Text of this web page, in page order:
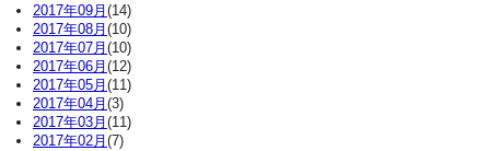
2017年09月 (14)
2017年08月 (10)
2017年07月 (10)
2017年06月 (12)
2017年05月 (11)
2017年04月 (3)
2017年03月 (11)
2017年02月 (7)